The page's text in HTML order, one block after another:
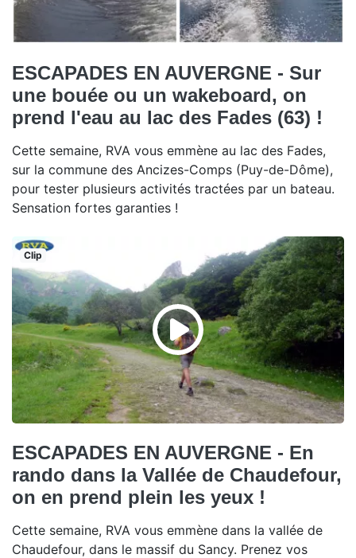
ESCAPADES EN AUVERGNE - Sur
une bouée ou un wakeboard, on
prend l'eau au lac des Fades (63) !
Cette semaine, RVA vous emmène au lac des Fades,
sur la commune des Ancizes-Comps (Puy-de-Dôme),
pour tester plusieurs activités tractées par un bateau.
Sensation fortes garanties !
Clip
ESCAPADES EN AUVERGNE - En
rando dans la Vallée de Chaudefour,
on en prend plein les yeux !
Cette semaine, RVA vous emmène dans la vallée de
Chaudefour, dans le massif du Sancy. Prenez vos